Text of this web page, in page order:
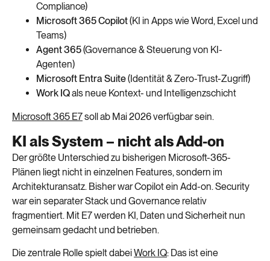
Compliance)
Microsoft 365 Copilot(KI in Apps wie Word, Excel und
Teams)
Agent 365(Governance & Steuerung von KI-
Agenten)
Microsoft Entra Suite(Identität & Zero-Trust-Zugriff)
Work IQals neue Kontext- und Intelligenzschicht
Microsoft 365 E7soll ab Mai 2026 verfügbar sein.
KI als System – nicht als Add-on
Der größte Unterschied zu bisherigen Microsoft-365-
Plänen liegt nicht in einzelnen Features, sondern im
Architekturansatz. Bisher war Copilot ein Add-on. Security
war ein separater Stack und Governance relativ
fragmentiert. Mit E7 werden KI, Daten und Sicherheit nun
gemeinsam gedacht und betrieben.
Die zentrale Rolle spielt dabeiWork IQ: Das ist eine